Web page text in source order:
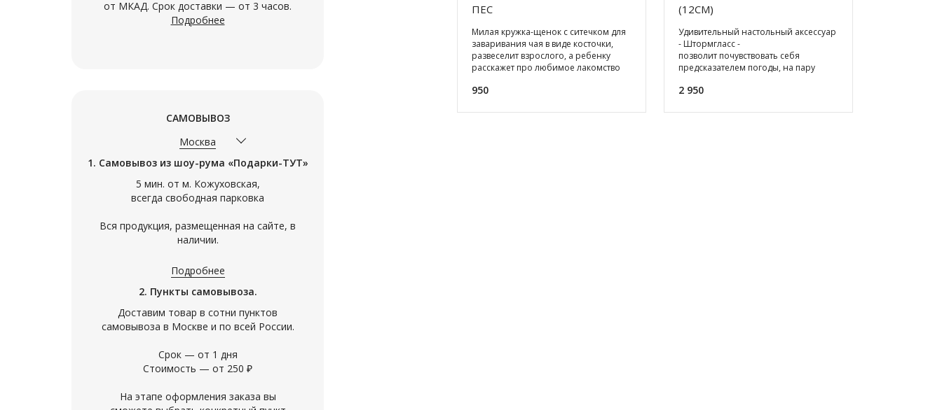
от МКАД. Срок доставки — от 3 часов.
Подробнее
САМОВЫВОЗ
Москва
1. Самовывоз из шоу-рума «Подарки-ТУТ»
5 мин. от м. Кожуховская,
всегда свободная парковка
Вся продукция, размещенная на сайте, в
наличии.
Подробнее
2. Пункты самовывоза.
Доставим товар в сотни пунктов
самовывоза в Москве и по всей России.
Срок — от 1 дня
Стоимость — от 250 ₽
На этапе оформления заказа вы
(15СМ)
ПЕС
Милая кружка-щенок с ситечком для
заваривания чая в виде косточки,
развеселит взрослого, а ребенку
расскажет про любимое лакомство
950
(12СМ)
Удивительный настольный аксессуар
- Штормгласс -
позволит почувствовать себя
предсказателем погоды, на пару
мысли в
2 950